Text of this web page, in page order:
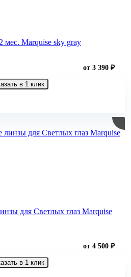
мес. Marquise sky gray
от 3 390 ₽
в 1 клик
для Светлых глаз Marquise
от 4 500 ₽
в 1 клик